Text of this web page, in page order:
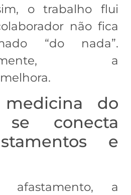
o trabalho flui
não fica
“do nada”.
a
do
se conecta
e
afastamento, a